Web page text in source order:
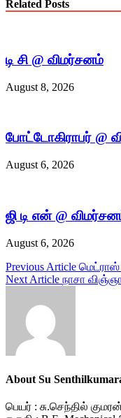
Related Posts
டி சி @ விமர்சனம்
August 8, 2026
போட்டோகிராபர் @
August 6, 2026
ஜி டி என் @
August 6, 2026
Post
navigation
Previous Article
Next Article நாசா
About Su
பெயர் : சு.செந்தில்